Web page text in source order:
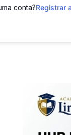
conta?Registrar